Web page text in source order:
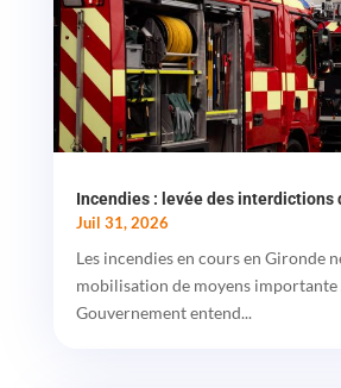
Incendies : levée des interdictions
Juil 31, 2026
Les incendies en cours en Gironde
mobilisation de moyens importante
Gouvernement entend...